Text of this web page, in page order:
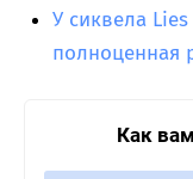
У сиквела
полноценная
Как